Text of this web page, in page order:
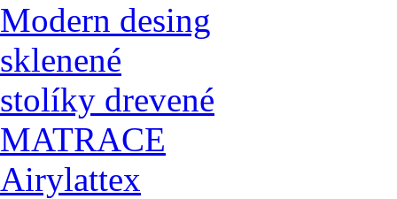
Modern desing
sklenené
stolíky drevené
MATRACE
Airylattex